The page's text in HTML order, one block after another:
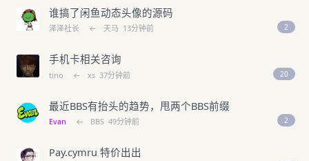
谁搞了闲鱼动态头像的源码
泽泽社长 ← 天马 13分钟前 2
手机卡相关咨询
tino ← xs 37分钟前 20
最近BBS有抬头的趋势，甩两个BBS前缀
Evan ← BBS 49分钟前 2
Pay.cymru 特价出出